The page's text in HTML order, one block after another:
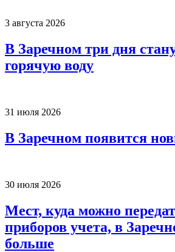
3 августа 2026
В Заречном три дня
горячую воду
31 июля 2026
В Заречном появится
30 июля 2026
Мест, куда можно
приборов учета, в
больше